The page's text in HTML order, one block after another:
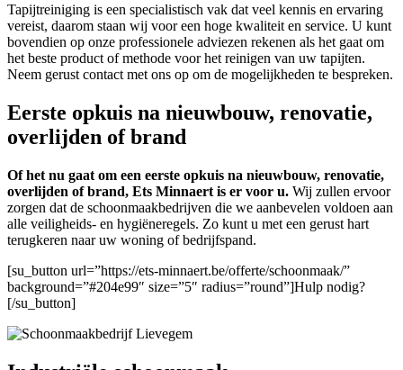
Tapijtreiniging is een specialistisch vak dat veel kennis en ervaring
vereist, daarom staan wij voor een hoge kwaliteit en service. U kunt
bovendien op onze professionele adviezen rekenen als het gaat om
het beste product of methode voor het reinigen van uw tapijten.
Neem gerust contact met ons op om de mogelijkheden te bespreken.
Eerste opkuis na nieuwbouw, renovatie,
overlijden of brand
Of het nu gaat om een eerste opkuis na nieuwbouw, renovatie,
overlijden of brand, Ets Minnaert is er voor u. Wij zullen ervoor
zorgen dat de schoonmaakbedrijven die we aanbevelen voldoen aan
alle veiligheids- en hygiëneregels. Zo kunt u met een gerust hart
terugkeren naar uw woning of bedrijfspand.
[su_button url=”https://ets-minnaert.be/offerte/schoonmaak/”
background=”#204e99″ size=”5″ radius=”round”]Hulp nodig?
[/su_button]